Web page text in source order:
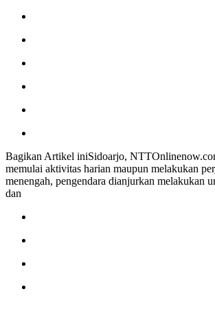
Bagikan Artikel iniSidoarjo,
memulai aktivitas harian maupun melakukan
menengah, pengendara dianjurkan melakukan
dan